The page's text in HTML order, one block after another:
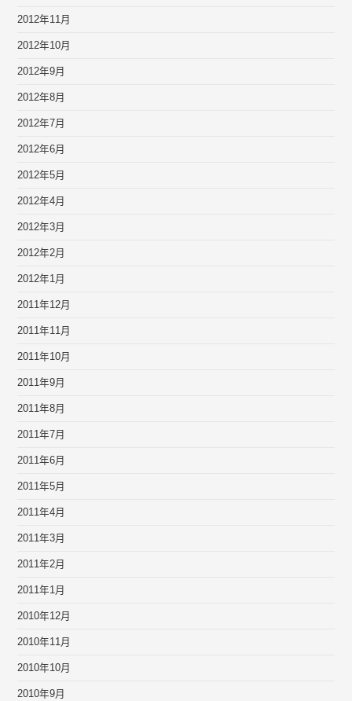
2012年11月
2012年10月
2012年9月
2012年8月
2012年7月
2012年6月
2012年5月
2012年4月
2012年3月
2012年2月
2012年1月
2011年12月
2011年11月
2011年10月
2011年9月
2011年8月
2011年7月
2011年6月
2011年5月
2011年4月
2011年3月
2011年2月
2011年1月
2010年12月
2010年11月
2010年10月
2010年9月